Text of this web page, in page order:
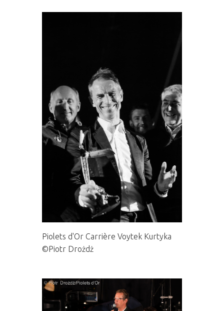
Piolets d'Or Carrière Voytek Kurtyka
©Piotr Drożdż